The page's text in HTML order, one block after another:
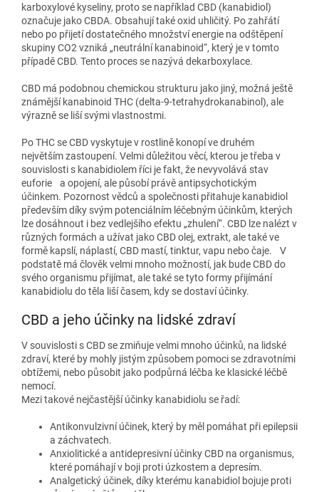
karboxylové kyseliny, proto se například CBD (kanabidiol)
označuje jako CBDA. Obsahují také oxid uhličitý. Po zahřátí
nebo po přijetí dostatečného množství energie na odštěpení
skupiny CO2 vzniká „neutrální kanabinoid“, který je v tomto
případě CBD. Tento proces se nazývá dekarboxylace.
CBD má podobnou chemickou strukturu jako jiný, možná ještě
známější kanabinoid THC (delta-9-tetrahydrokanabinol), ale
výrazně se liší svými vlastnostmi.
Po THC se CBD vyskytuje v rostlině konopí ve druhém
největším zastoupení. Velmi důležitou věcí, kterou je třeba v
souvislosti s kanabidiolem říci je fakt, že nevyvolává stav
euforie a opojení, ale působí právě antipsychotickým
účinkem. Pozornost vědců a společnosti přitahuje kanabidiol
především díky svým potenciálním léčebným účinkům, kterých
lze dosáhnout i bez vedlejšího efektu „zhulení“. CBD lze nalézt v
různých formách a užívat jako CBD olej, extrakt, ale také ve
formě kapslí, náplastí, CBD mastí, tinktur, vapu nebo čaje. V
podstatě má člověk velmi mnoho možností, jak bude CBD do
svého organismu přijímat, ale také se tyto formy přijímání
kanabidiolu do těla liší časem, kdy se dostaví účinky.
CBD a jeho účinky na lidské zdraví
V souvislosti s CBD se zmiňuje velmi mnoho účinků, na lidské
zdraví, které by mohly jistým způsobem pomoci se zdravotními
obtížemi, nebo působit jako podpůrná léčba ke klasické léčbě
nemocí.
Mezi takové nejčastější účinky kanabidiolu se řadí:
Antikonvulzivní účinek, který by měl pomáhat při epilepsii
a záchvatech.
Anxiolitické a antidepresivní účinky CBD na organismus,
které pomáhají v boji proti úzkostem a depresím.
Analgetický účinek, díky kterému kanabidiol bojuje proti